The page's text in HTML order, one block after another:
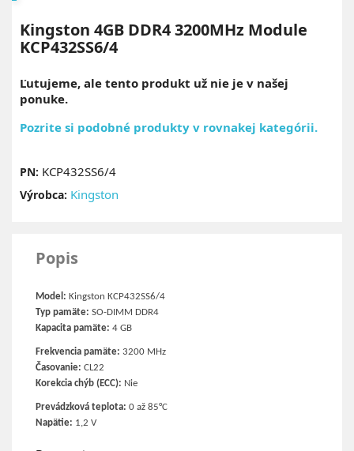
Kingston 4GB DDR4 3200MHz Module
KCP432SS6/4
Ľutujeme, ale tento produkt už nie je v našej
ponuke.
Pozrite si podobné produkty v rovnakej kategórii.
PN: KCP432SS6/4
Výrobca: Kingston
Popis
Model: Kingston KCP432SS6/4
Typ pamäte: SO-DIMM DDR4
Kapacita pamäte: 4 GB
Frekvencia pamäte: 3200 MHz
Časovanie: CL22
Korekcia chýb (ECC): Nie
Prevádzková teplota: 0 až 85°C
Napätie: 1,2 V